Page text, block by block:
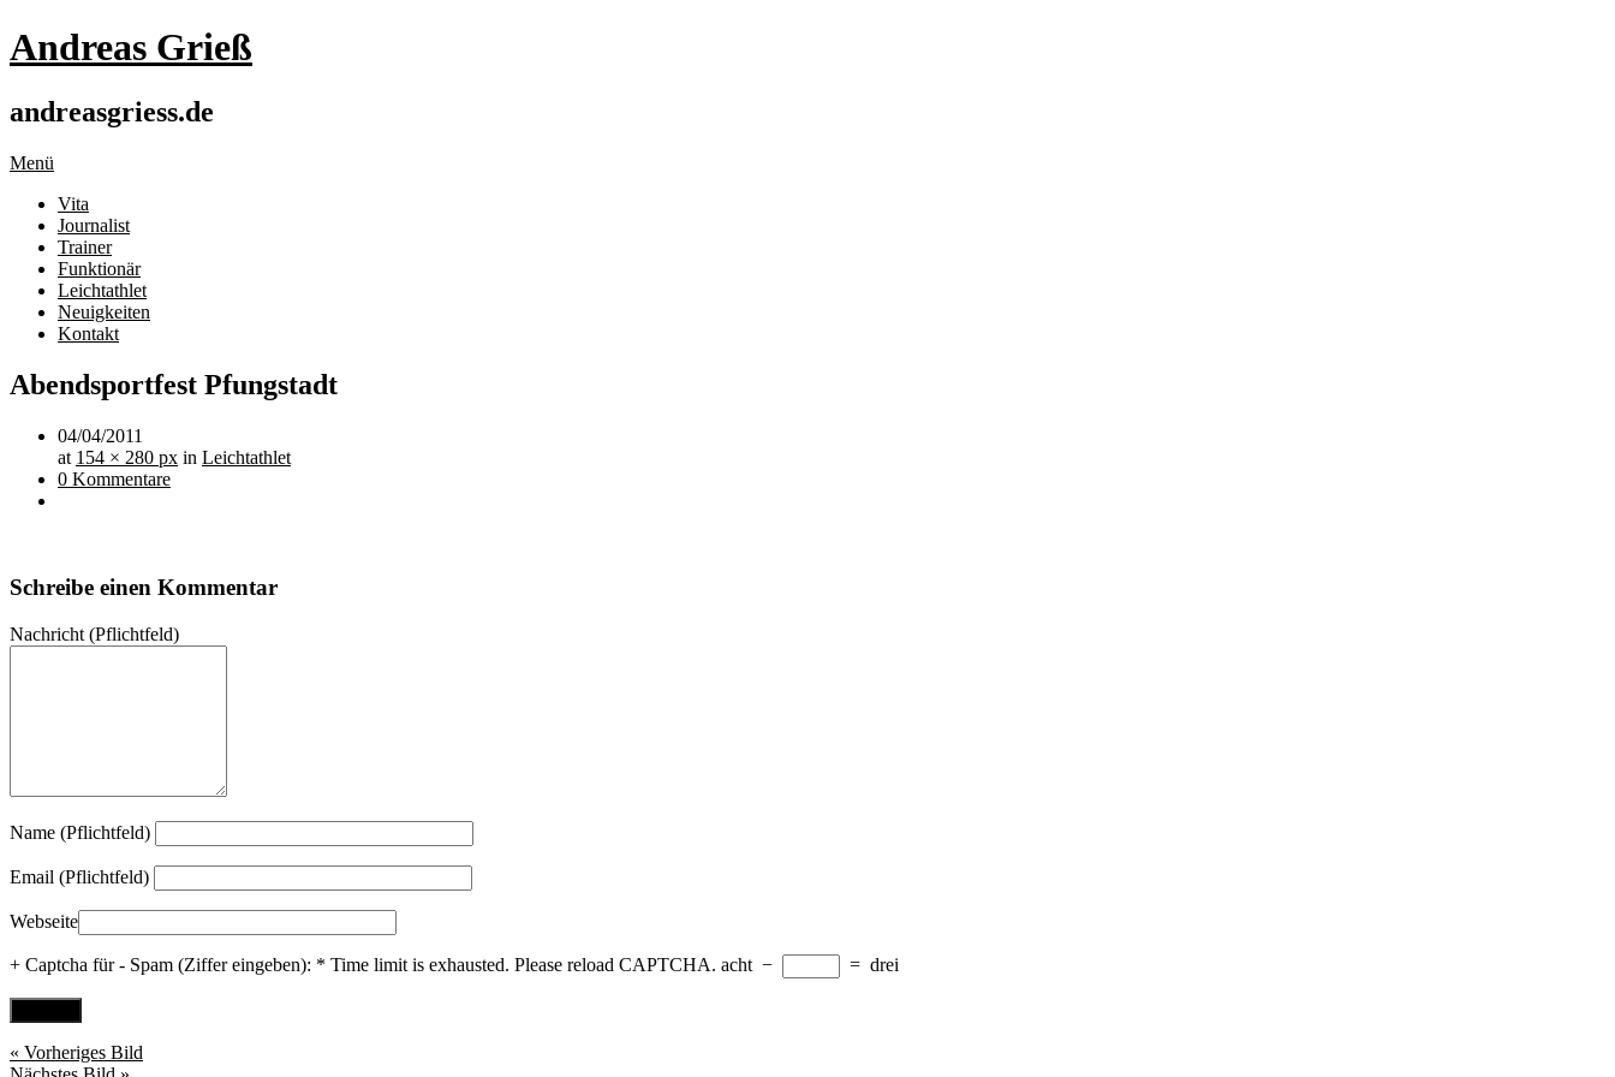
Andreas Grieß
andreasgriess.de
Menü
Vita
Journalist
Trainer
Funktionär
Leichtathlet
Neuigkeiten
Kontakt
Abendsportfest Pfungstadt
04/04/2011
at 154 × 280 px in Leichtathlet
0 Kommentare
Schreibe einen Kommentar
Nachricht (Pflichtfeld)
Name (Pflichtfeld)
Email (Pflichtfeld)
Webseite
+ Captcha für - Spam (Ziffer eingeben): * Time limit is exhausted. Please reload CAPTCHA. acht − = drei
« Vorheriges Bild